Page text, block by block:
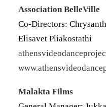
Association BelleVille
Co-Directors:
Elisavet Pliakostathi
Malakta Films